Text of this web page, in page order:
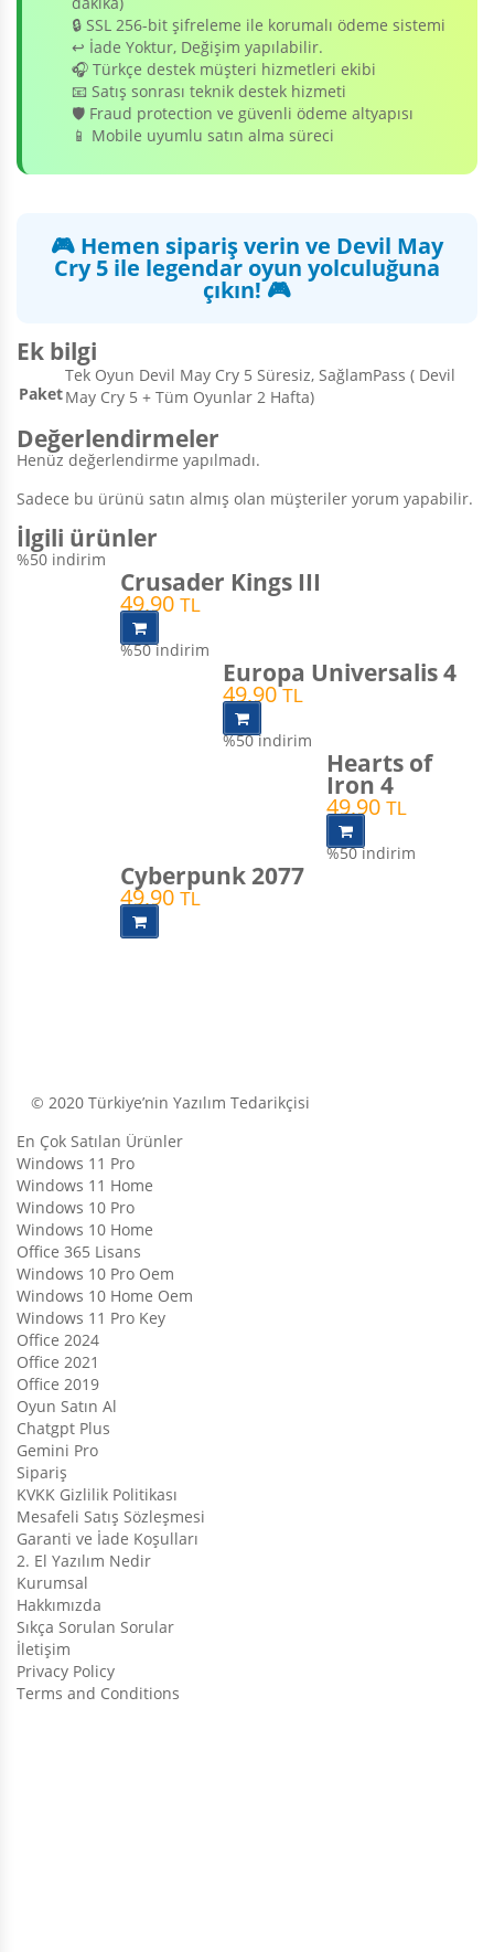
🔒 SSL 256-bit şifreleme ile korumalı ödeme sistemi
↩️ İade Yoktur, Değişim yapılabilir.
🎧 Türkçe destek müşteri hizmetleri ekibi
📧 Satış sonrası teknik destek hizmeti
🛡️ Fraud protection ve güvenli ödeme altyapısı
📱 Mobile uyumlu satın alma süreci
🎮 Hemen sipariş verin ve Devil May
Cry 5 ile legendar oyun yolculuğuna
çıkın! 🎮
Ek bilgi
Paket
Tek Oyun Devil May Cry 5 Süresiz, SağlamPass ( Devil
May Cry 5 + Tüm Oyunlar 2 Hafta)
Değerlendirmeler
Henüz değerlendirme yapılmadı.
Sadece bu ürünü satın almış olan müşteriler yorum yapabilir.
İlgili ürünler
%50 indirim
Crusader Kings III
49,90 TL
%50indirim
Europa Universalis 4
49,90TL
%50indirim
Hearts of
Iron 4
49,90 TL
%50indirim
Cyberpunk 2077
49,90 TL
© 2020 Türkiye’nin Yazılım Tedarikçisi
En Çok Satılan Ürünler
Windows 11 Pro
Windows 11 Home
Windows 10 Pro
Windows 10 Home
Office 365 Lisans
Windows 10 Pro Oem
Windows 10 Home Oem
Windows 11 Pro Key
Office 2024
Office 2021
Office 2019
Oyun Satın Al
Chatgpt Plus
Gemini Pro
Sipariş
KVKK Gizlilik Politikası
Mesafeli Satış Sözleşmesi
Garanti ve İade Koşulları
2. El Yazılım Nedir
Kurumsal
Hakkımızda
Sıkça Sorulan Sorular
İletişim
Privacy Policy
Terms and Conditions